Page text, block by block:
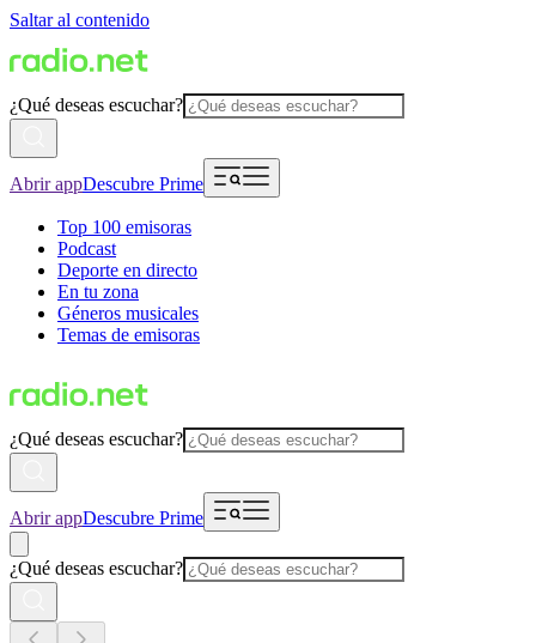
Saltar al contenido
¿Qué deseas escuchar?
Abrir appDescubre Prime
Top 100 emisoras
Podcast
Deporte en directo
En tu zona
Géneros musicales
Temas de emisoras
¿Qué deseas escuchar?
Abrir appDescubre Prime
¿Qué deseas escuchar?